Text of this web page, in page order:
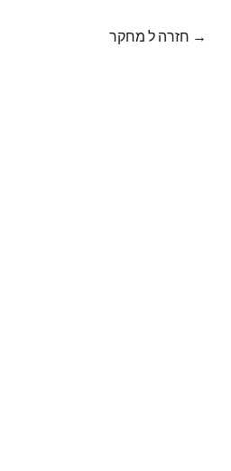
→ חזרה ל מחקר